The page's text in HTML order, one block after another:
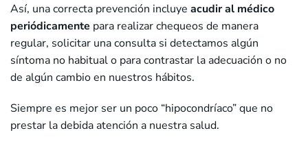
Así, una correcta prevención incluye acudir al médico
periódicamente para realizar chequeos de manera
regular, solicitar una consulta si detectamos algún
síntoma no habitual o para contrastar la adecuación o no
de algún cambio en nuestros hábitos.
Siempre es mejor ser un poco “hipocondríaco” que no
prestar la debida atención a nuestra salud.